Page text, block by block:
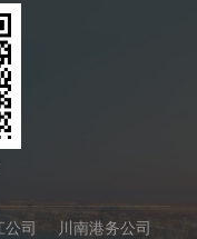
公司 川南港务公司